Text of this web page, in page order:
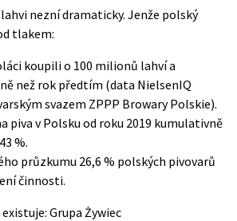
nezní dramaticky. Jenže polský
tlakem:
koupili o 100 milionů lahví a
než rok předtím (data NielsenIQ
svazem ZPPP Browary Polskie).
piva v Polsku od roku 2019 kumulativně
%.
průzkumu 26,6 % polských pivovarů
činnosti.
Grupa Żywiec